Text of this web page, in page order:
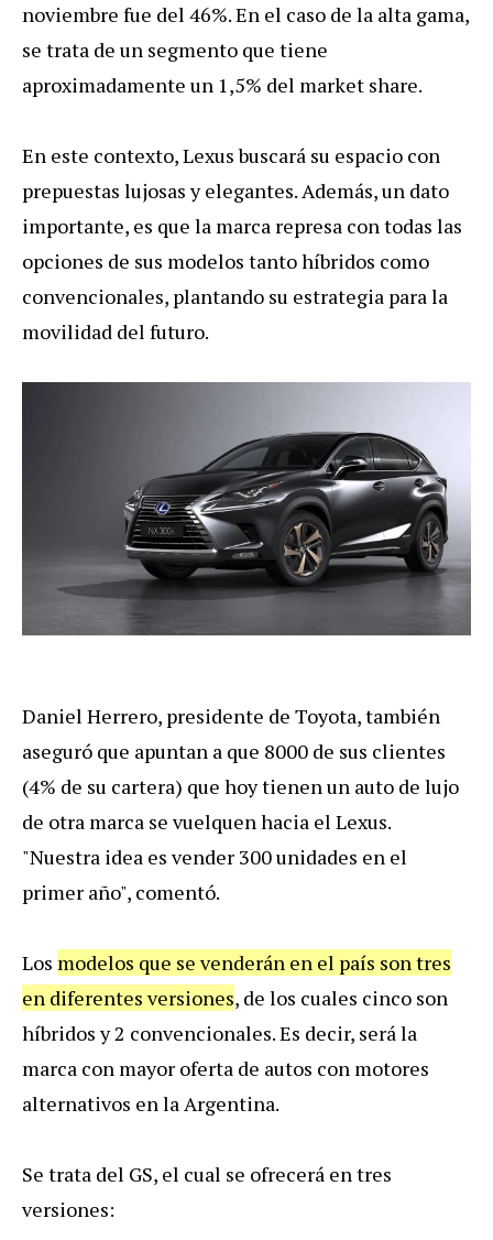
noviembre fue del 46%. En el caso de la alta gama,
se trata de un segmento que tiene
aproximadamente un 1,5% del market share.
En este contexto, Lexus buscará su espacio con
prepuestas lujosas y elegantes. Además, un dato
importante, es que la marca represa con todas las
opciones de sus modelos tanto híbridos como
convencionales, plantando su estrategia para la
movilidad del futuro.
Daniel Herrero, presidente de Toyota, también
aseguró que apuntan a que 8000 de sus clientes
(4% de su cartera) que hoy tienen un auto de lujo
de otra marca se vuelquen hacia el Lexus.
"Nuestra idea es vender 300 unidades en el
primer año", comentó.
Los modelos que se venderán en el país son tres
en diferentes versiones, de los cuales cinco son
híbridos y 2 convencionales. Es decir, será la
marca con mayor oferta de autos con motores
alternativos en la Argentina.
Se trata del GS, el cual se ofrecerá en tres
versiones: